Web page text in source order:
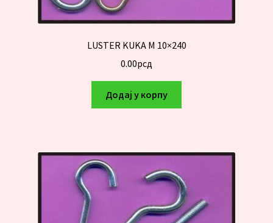
LUSTER KUKA M 10×240
0.00рсд
Додај у корпу